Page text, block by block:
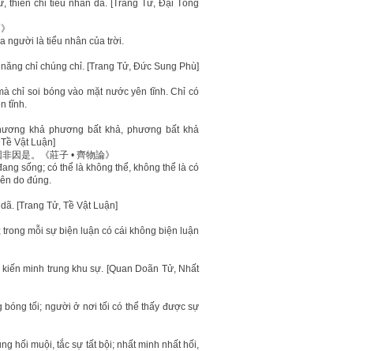
thiên chi tiểu nhân dã. [Trang Tử, Đại Tông
người là tiểu nhân của trời.
chỉ chúng chỉ. [Trang Tử, Đức Sung Phù]
chỉ soi bóng vào mặt nước yên tĩnh. Chỉ có
tĩnh.
khả phương bất khả, phương bất khả
Vật Luận]
因是。《莊子 • 齊物論》
sống; có thể là không thể, không thể là có
do đúng.
[Trang Tử, Tề Vật Luận]
mỗi sự biện luận có cái không biện luận
minh trung khu sự. [Quan Doãn Tử, Nhất
bóng tối; người ở nơi tối có thể thấy được sự
hối muội, tắc sự tất bội; nhất minh nhất hối,